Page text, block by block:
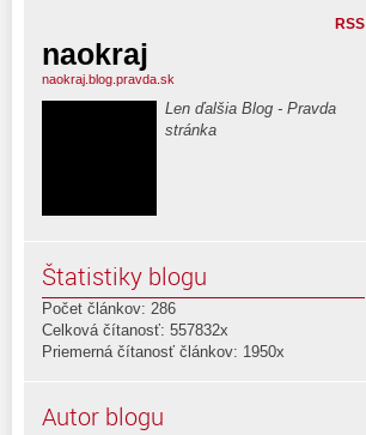
RSS
naokraj
naokraj.blog.pravda.sk
Len ďalšia Blog - Pravda
stránka
Štatistiky blogu
Počet článkov: 286
Celková čítanosť: 557832x
Priemerná čítanosť článkov: 1950x
Autor blogu